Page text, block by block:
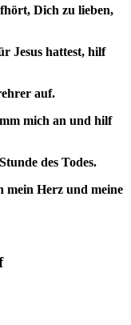
Dich zu lieben,
Jesus hattest, hilf
auf.
mich an und hilf
des Todes.
mein Herz und meine